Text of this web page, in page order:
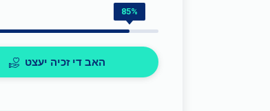
85%
האב די זכיה יעצט